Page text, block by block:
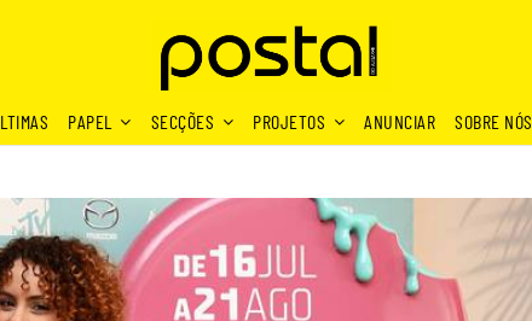
PAPEL SECÇÕES PROJETOS ANUNCIAR SOBRE NÓS